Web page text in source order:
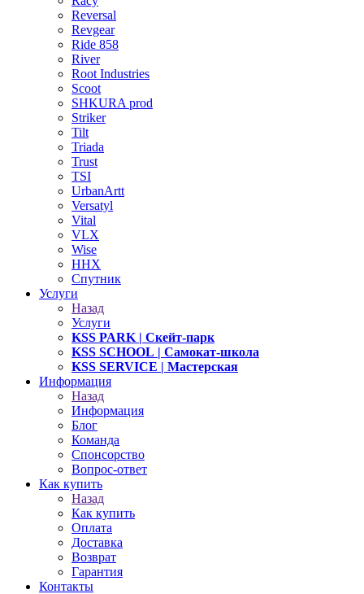
Reversal
Revgear
Ride 858
River
Root Industries
Scoot
SHKURA рrоd
Striker
Tilt
Triada
Trust
TSI
UrbanArtt
Versatyl
Vital
VLX
Wise
ННХ
Спутник
Услуги
Назад
Услуги
KSS PARK | Скейт-парк
KSS SCHOOL | Самокат-школа
KSS SERVICE | Мастерская
Информация
Назад
Информация
Блог
Команда
Спонсорство
Вопрос-ответ
Как купить
Назад
Как купить
Оплата
Доставка
Возврат
Гарантия
Контакты